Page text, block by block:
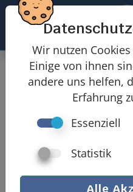
Schneebergstrasse
UID-Nr.: CHE-
Wir nutzen
Einige von ihnen
andere uns helfen,
Erfahrung
Essenziell
Statistik
Alle